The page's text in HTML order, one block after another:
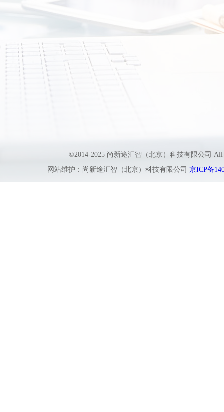
©2014-2025 尚新途汇智（北京）科技有限公司
网站维护：尚新途汇智（北京）科技有限公司 京ICP备